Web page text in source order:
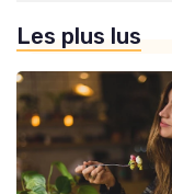
Les plus lus